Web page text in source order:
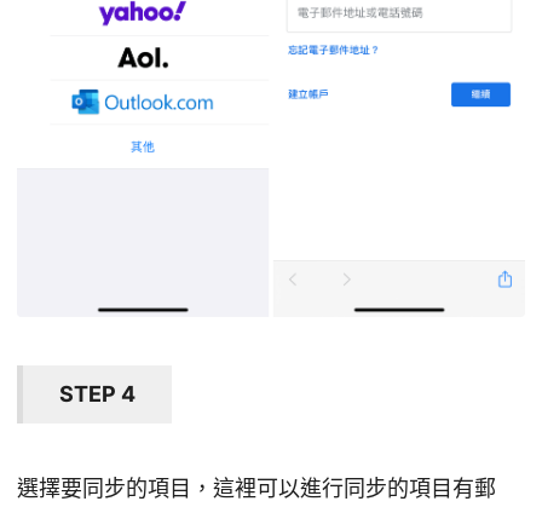
STEP 4
選擇要同步的項目，這裡可以進行同步的項目有郵